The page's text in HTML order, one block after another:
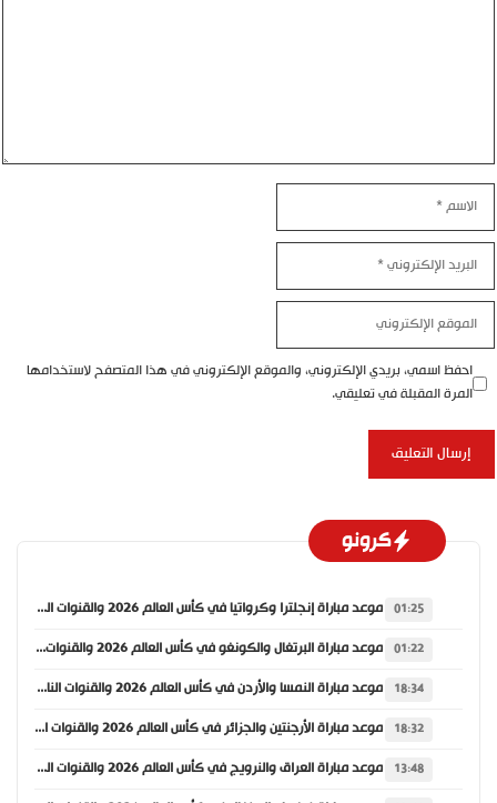
الإلكتروني
الإلكتروني
احفظ اسمي، بريدي الإلكتروني، والموقع الإلكتروني في هذا المتصفح لاستخدامها
المرة المقبلة في تعليقي.
كرونو
01:25 موعد مباراة إنجلترا وكرواتيا في كأس العالم 2026 والقنوات الناقلة
01:22 موعد مباراة البرتغال والكونغو في كأس العالم 2026 والقنوات الناقلة
18:34 موعد مباراة النمسا والأردن في كأس العالم 2026 والقنوات الناقلة
18:32 موعد مباراة الأرجنتين والجزائر في كأس العالم 2026 والقنوات الناقلة
13:48 موعد مباراة العراق والنرويج في كأس العالم 2026 والقنوات الناقلة